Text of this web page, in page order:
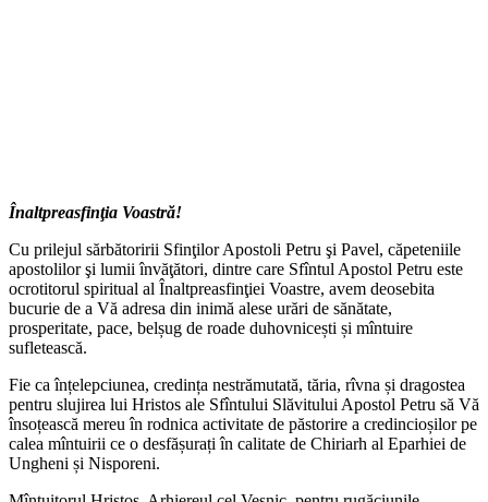
Înaltpreasfinţia Voastră!
Cu prilejul sărbătoririi Sfinţilor Apostoli Petru şi Pavel, căpeteniile
apostolilor şi lumii învăţători, dintre care Sfîntul Apostol Petru este
ocrotitorul spiritual al Înaltpreasfinţiei Voastre, avem deosebita
bucurie de a Vă adresa din inimă alese urări de sănătate,
prosperitate, pace, belșug de roade duhovnicești și mîntuire
sufletească.
Fie ca înțelepciunea, credința nestrămutată, tăria, rîvna și dragostea
pentru slujirea lui Hristos ale Sfîntului Slăvitului Apostol Petru să Vă
însoțească mereu în rodnica activitate de păstorire a credincioșilor pe
calea mîntuirii ce o desfășurați în calitate de Chiriarh al Eparhiei de
Ungheni și Nisporeni.